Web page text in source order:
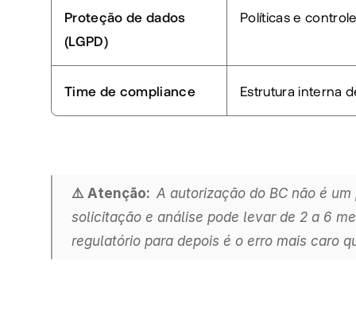
Proteção de dados
(LGPD)
Políticas e
Time de compliance Estrutura interna
⚠️ Atenção: A autorização do BC não é
solicitação e análise pode levar de 2 a 6
regulatório para depois é o erro mais caro